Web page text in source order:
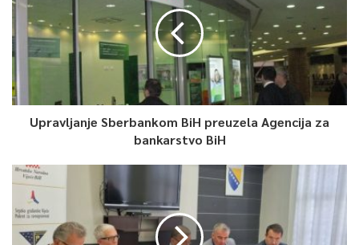
Upravljanje Sberbankom BiH preuzela Agencija za
bankarstvo BiH